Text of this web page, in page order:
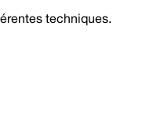
techniques.